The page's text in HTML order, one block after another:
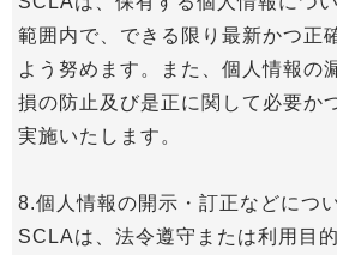
範囲内で、できる限り最新かつ正
よう努めます。また、個人情報の
損の防止及び是正に関して必要か
実施いたします。
8.個人情報の開示・訂正などにつ
SCLAは、法令遵守または利用目